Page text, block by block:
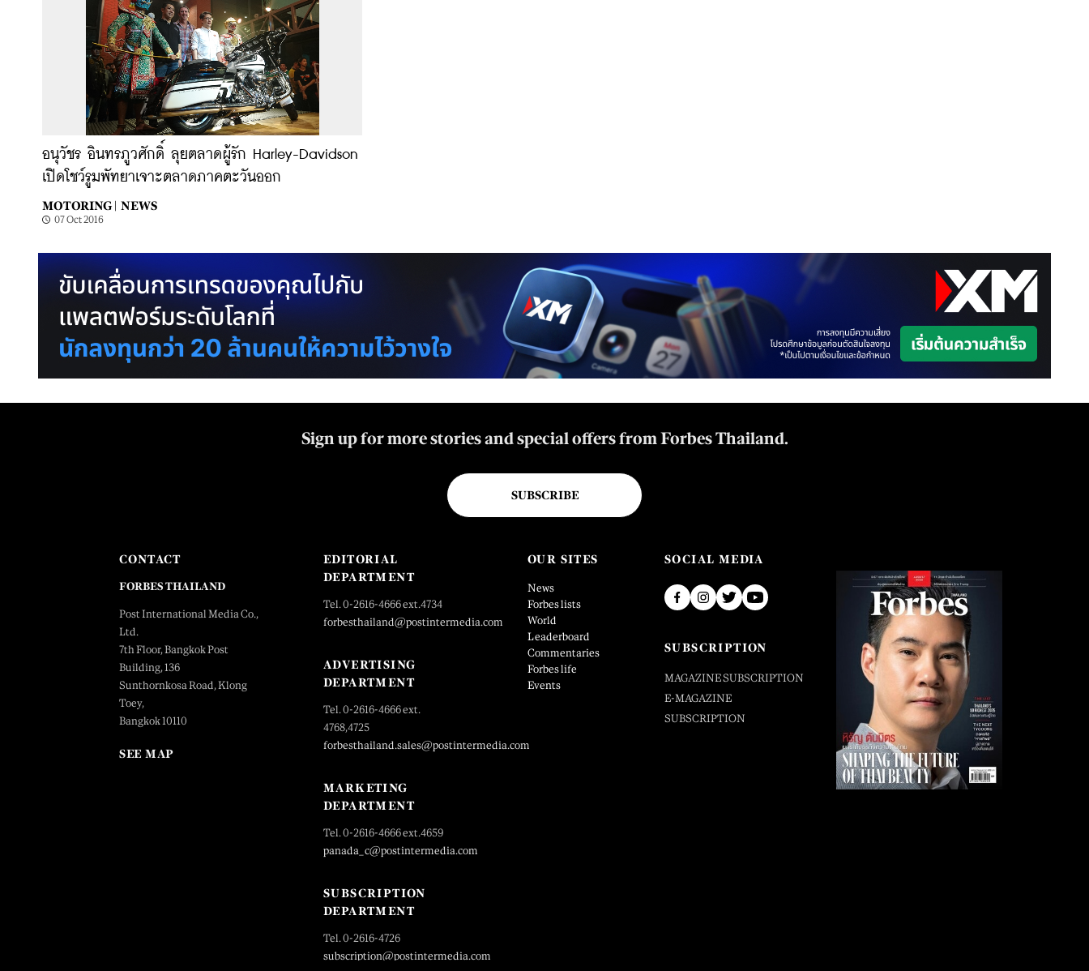
อนุวัชร อินทรภูวศักดิ์ ลุยตลาดผู้รัก Harley-Davidson
เปิดโชว์รูมพัทยาเจาะตลาดภาคตะวันออก
MOTORING | NEWS
07 Oct 2016
Sign up for more stories and special offers from Forbes Thailand.
SUBSCRIBE
CONTACT
FORBES THAILAND
Post International Media Co.,
Ltd.
7th Floor, Bangkok Post
Building, 136
Sunthornkosa Road, Klong
Toey,
Bangkok 10110
SEE MAP
EDITORIAL
DEPARTMENT
Tel. 0-2616-4666 ext.4734
forbesthailand@postintermedia.com
ADVERTISING
DEPARTMENT
Tel. 0-2616-4666 ext.
4768,4725
forbesthailand.sales@postintermedia.com
MARKETING
DEPARTMENT
Tel. 0-2616-4666 ext.4659
panada_c@postintermedia.com
SUBSCRIPTION
DEPARTMENT
Tel. 0-2616-4726
subscription@postintermedia.com
OUR SITES
News
Forbes lists
World
Leaderboard
Commentaries
Forbes life
Events
SOCIAL MEDIA
SUBSCRIPTION
MAGAZINE SUBSCRIPTION
E-MAGAZINE
SUBSCRIPTION